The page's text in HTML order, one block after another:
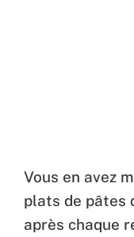
Vous en avez
plats de pâtes
après chaque